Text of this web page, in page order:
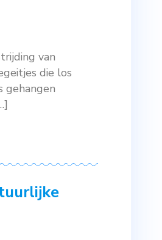
zijn gaasvliegeitjes die
aan het gewas gehangen
naast het […]